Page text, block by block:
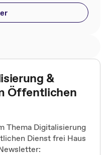
&
Öffentlichen
Thema Digitalisierung
Dienst frei Haus